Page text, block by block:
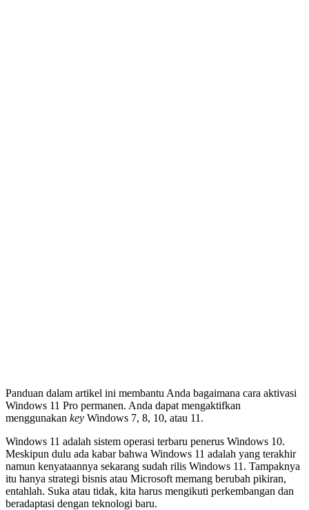
Panduan dalam artikel ini membantu Anda bagaimana cara aktivasi
Windows 11 Pro permanen. Anda dapat mengaktifkan
menggunakan key Windows 7, 8, 10, atau 11.
Windows 11 adalah sistem operasi terbaru penerus Windows 10.
Meskipun dulu ada kabar bahwa Windows 11 adalah yang terakhir
namun kenyataannya sekarang sudah rilis Windows 11. Tampaknya
itu hanya strategi bisnis atau Microsoft memang berubah pikiran,
entahlah. Suka atau tidak, kita harus mengikuti perkembangan dan
beradaptasi dengan teknologi baru.